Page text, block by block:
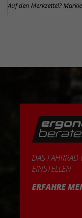
Auf den Merkzettel?
DAS FAHRRAD
EINSTELLEN
ERFAHRE